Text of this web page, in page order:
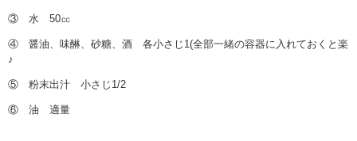
③ 水 50㏄
④ 醤油、味醂、砂糖、酒 各小さじ1(全部一緒の容器に入れておくと楽
♪
⑤ 粉末出汁 小さじ1/2
⑥ 油 適量